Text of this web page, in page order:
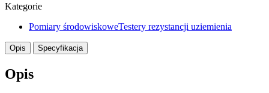
FT3151
Kategorie
Pomiary środowiskoweTestery rezystancji uziemienia
Opis Specyfikacja
Opis